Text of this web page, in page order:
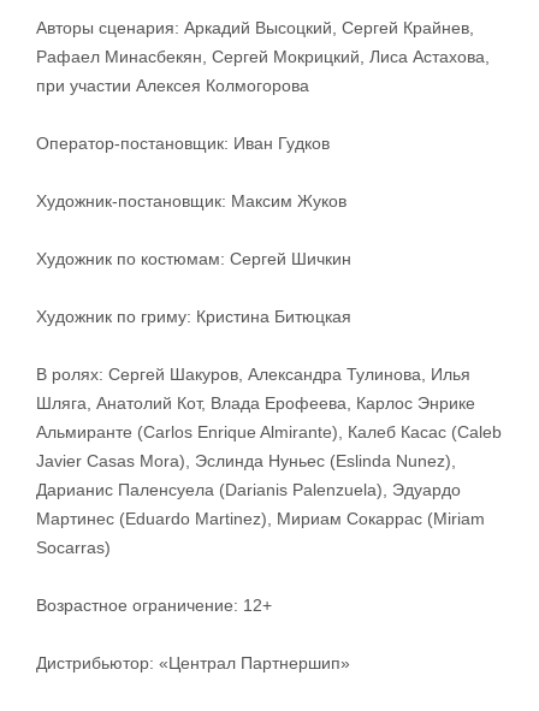
Авторы сценария: Аркадий Высоцкий, Сергей Крайнев,
Рафаел Минасбекян, Сергей Мокрицкий, Лиса Астахова,
при участии Алексея Колмогорова
Оператор-постановщик: Иван Гудков
Художник-постановщик: Максим Жуков
Художник по костюмам: Сергей Шичкин
Художник по гриму: Кристина Битюцкая
В ролях: Сергей Шакуров, Александра Тулинова, Илья
Шляга, Анатолий Кот, Влада Ерофеева, Карлос Энрике
Альмиранте (Carlos Enrique Almirante), Калеб Касас (Caleb
Javier Casas Mora), Эслинда Нуньес (Eslinda Nunez),
Дарианис Паленсуела (Darianis Palenzuela), Эдуардо
Мартинес (Eduardo Martinez), Мириам Сокаррас (Miriam
Socarras)
Возрастное ограничение: 12+
Дистрибьютор: «Централ Партнершип»